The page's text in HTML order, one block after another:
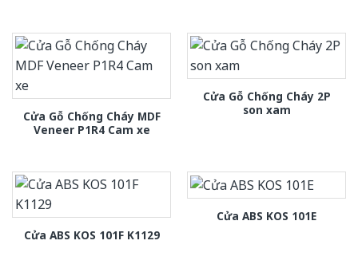
Cửa Gỗ Chống Cháy MDF
Veneer P1R4 Cam xe
Cửa Gỗ Chống Cháy 2P
son xam
Cửa ABS KOS 101F K1129
Cửa ABS KOS 101E